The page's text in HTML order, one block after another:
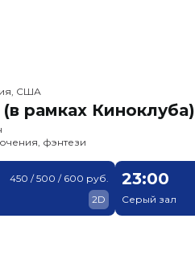
США
рамках Киноклуба)
фэнтези
450 / 500 / 600 руб.
2D
23:00
Серый зал